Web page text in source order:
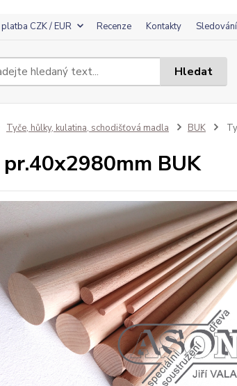
CZK / EUR Recenze Kontakty
Hledat
Tyče, hůlky, kulatina, schodišťová madla BUK
pr.40x2980mm BUK